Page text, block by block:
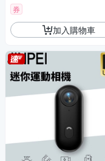
券
加入購物車